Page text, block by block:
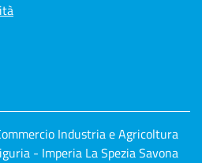
Industria e Agricoltura
- Imperia La Spezia Savona